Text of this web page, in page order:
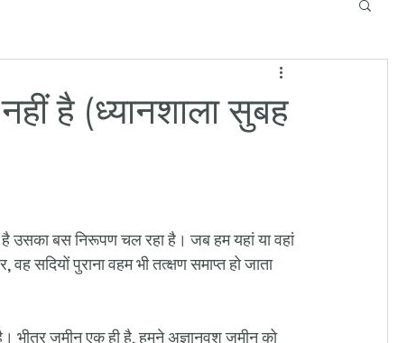
है (ध्यानशाला सुबह
उसका बस निरूपण चल रहा है। जब हम यहां या वहां
सदियों पुराना वहम भी तत्क्षण समाप्त हो जाता
भीतर जमीन एक ही है, हमने अज्ञानवश जमीन को